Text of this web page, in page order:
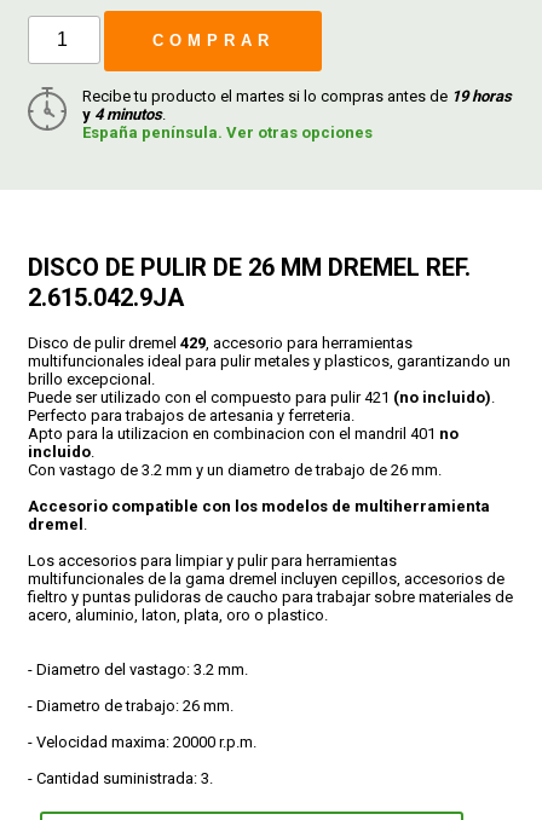
COMPRAR
Recibe tu producto el martes si lo compras antes de 19 horas
y 4 minutos.
España península. Ver otras opciones
DISCO DE PULIR DE 26 MM DREMEL REF.
2.615.042.9JA
Disco de pulir dremel429 , accesorio para herramientas
multifuncionales ideal para pulir metales y plasticos, garantizando un
brillo excepcional.
Puede ser utilizado con el compuesto para pulir 421 (no incluido)
Perfecto para trabajos de artesania y ferreteria.
Apto para la utilizacion en combinacion con el mandril 401 no
incluido
Con vastago de 3.2 mm y un diametro de trabajo de 26 mm.
Accesorio compatible con los modelos de multiherramienta
dremel
Los accesorios para limpiar y pulir para herramientas
multifuncionales de la gama dremel incluyen cepillos, accesorios de
fieltro y puntas pulidoras de caucho para trabajar sobre materiales de
acero, aluminio, laton, plata, oro o plastico.
- Diametro del vastago: 3.2 mm.
- Diametro de trabajo: 26 mm.
- Velocidad maxima: 20000 r.p.m.
- Cantidad suministrada: 3.
DESPIECE
CATÁLOGOS
FORMAS DE PAGO
CONDICIONES